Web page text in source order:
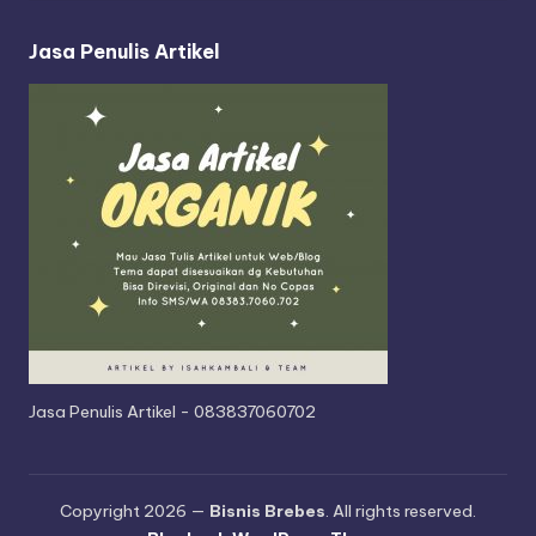
Jasa Penulis Artikel
Jasa Penulis Artikel - 083837060702
Copyright 2026 — Bisnis Brebes. All rights reserved.